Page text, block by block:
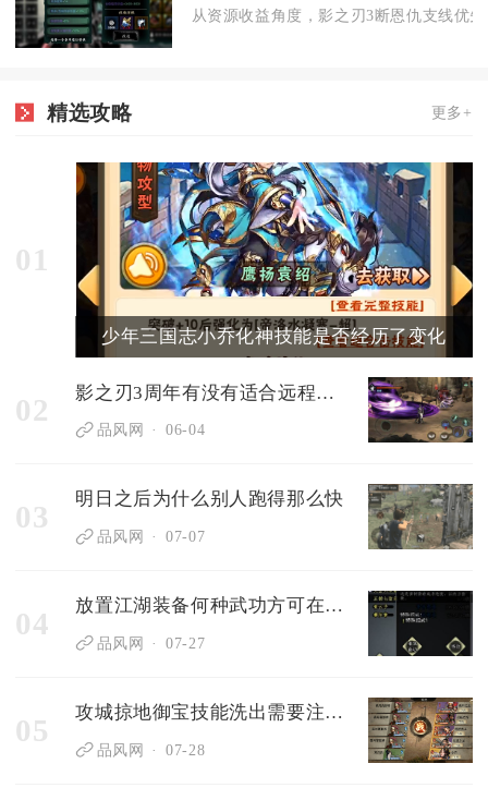
从资源收益角度，影之刃3断恩仇支线优
精选攻略 更多+
01
少年三国志小乔化神技能是否经历了变化
02 影之刃3周年有没有适合远程攻击的职业
品风网 06-04
03 明日之后为什么别人跑得那么快
品风网 07-07
04 放置江湖装备何种武功方可在江湖中立足
品风网 07-27
05 攻城掠地御宝技能洗出需要注意哪些事项
品风网 07-28